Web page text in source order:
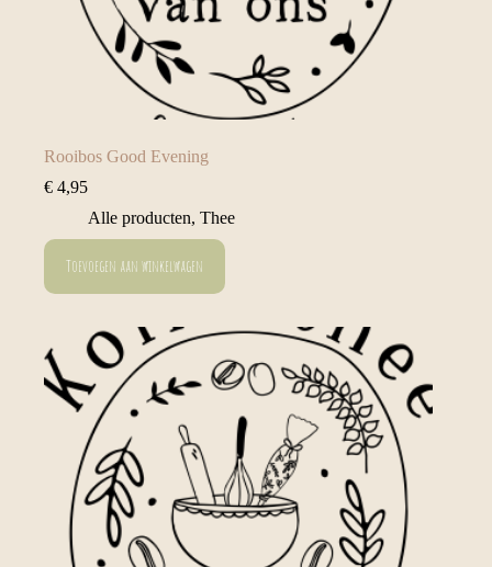
Rooibos Good Evening
€ 4,95
Alle producten, Thee
Toevoegen aan winkelwagen